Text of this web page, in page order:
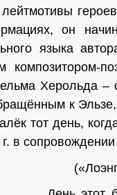
он
языка
Херольда –
к Эльзе,
тот день,
в